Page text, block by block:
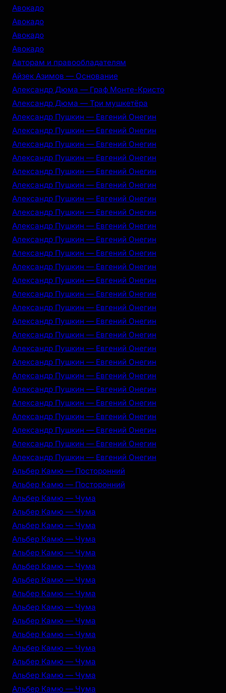
Авокадо
Авокадо
Авокадо
Авокадо
Авторам и правообладателям
Айзек Азимов — Основание
Александр Дюма — Граф Монте-Кристо
Александр Дюма — Три мушкетёра
Александр Пушкин — Евгений Онегин
Александр Пушкин — Евгений Онегин
Александр Пушкин — Евгений Онегин
Александр Пушкин — Евгений Онегин
Александр Пушкин — Евгений Онегин
Александр Пушкин — Евгений Онегин
Александр Пушкин — Евгений Онегин
Александр Пушкин — Евгений Онегин
Александр Пушкин — Евгений Онегин
Александр Пушкин — Евгений Онегин
Александр Пушкин — Евгений Онегин
Александр Пушкин — Евгений Онегин
Александр Пушкин — Евгений Онегин
Александр Пушкин — Евгений Онегин
Александр Пушкин — Евгений Онегин
Александр Пушкин — Евгений Онегин
Александр Пушкин — Евгений Онегин
Александр Пушкин — Евгений Онегин
Александр Пушкин — Евгений Онегин
Александр Пушкин — Евгений Онегин
Александр Пушкин — Евгений Онегин
Александр Пушкин — Евгений Онегин
Александр Пушкин — Евгений Онегин
Александр Пушкин — Евгений Онегин
Александр Пушкин — Евгений Онегин
Александр Пушкин — Евгений Онегин
Альбер Камю — Посторонний
Альбер Камю — Посторонний
Альбер Камю — Чума
Альбер Камю — Чума
Альбер Камю — Чума
Альбер Камю — Чума
Альбер Камю — Чума
Альбер Камю — Чума
Альбер Камю — Чума
Альбер Камю — Чума
Альбер Камю — Чума
Альбер Камю — Чума
Альбер Камю — Чума
Альбер Камю — Чума
Альбер Камю — Чума
Альбер Камю — Чума
Альбер Камю — Чума